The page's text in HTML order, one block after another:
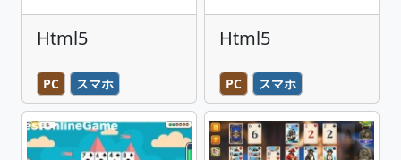
Html5
PC スマホ
Html5
PC スマホ